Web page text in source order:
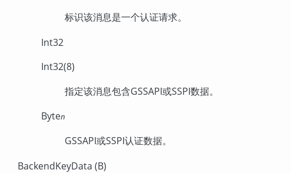
标识该消息是一个认证请求。
Int32
Int32(8)
指定该消息包含GSSAPI或SSPI数据。
Byten
GSSAPI或SSPI认证数据。
BackendKeyData (B)